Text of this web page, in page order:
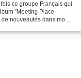
ce groupe Français qui
"Meeting Place